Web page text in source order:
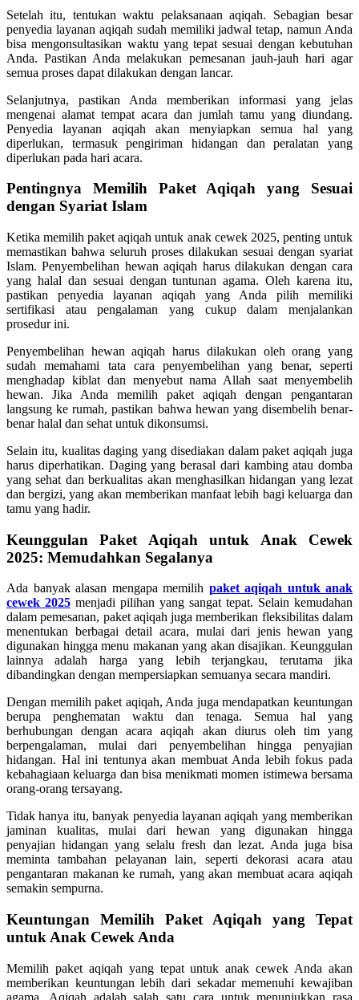
Setelah itu, tentukan waktu pelaksanaan aqiqah. Sebagian besar
penyedia layanan aqiqah sudah memiliki jadwal tetap, namun Anda
bisa mengonsultasikan waktu yang tepat sesuai dengan kebutuhan
Anda. Pastikan Anda melakukan pemesanan jauh-jauh hari agar
semua proses dapat dilakukan dengan lancar.
Selanjutnya, pastikan Anda memberikan informasi yang jelas
mengenai alamat tempat acara dan jumlah tamu yang diundang.
Penyedia layanan aqiqah akan menyiapkan semua hal yang
diperlukan, termasuk pengiriman hidangan dan peralatan yang
diperlukan pada hari acara.
Pentingnya Memilih Paket Aqiqah yang Sesuai
dengan Syariat Islam
Ketika memilih paket aqiqah untuk anak cewek 2025, penting untuk
memastikan bahwa seluruh proses dilakukan sesuai dengan syariat
Islam. Penyembelihan hewan aqiqah harus dilakukan dengan cara
yang halal dan sesuai dengan tuntunan agama. Oleh karena itu,
pastikan penyedia layanan aqiqah yang Anda pilih memiliki
sertifikasi atau pengalaman yang cukup dalam menjalankan
prosedur ini.
Penyembelihan hewan aqiqah harus dilakukan oleh orang yang
sudah memahami tata cara penyembelihan yang benar, seperti
menghadap kiblat dan menyebut nama Allah saat menyembelih
hewan. Jika Anda memilih paket aqiqah dengan pengantaran
langsung ke rumah, pastikan bahwa hewan yang disembelih benar-
benar halal dan sehat untuk dikonsumsi.
Selain itu, kualitas daging yang disediakan dalam paket aqiqah juga
harus diperhatikan. Daging yang berasal dari kambing atau domba
yang sehat dan berkualitas akan menghasilkan hidangan yang lezat
dan bergizi, yang akan memberikan manfaat lebih bagi keluarga dan
tamu yang hadir.
Keunggulan Paket Aqiqah untuk Anak Cewek
2025: Memudahkan Segalanya
Ada banyak alasan mengapa memilih paket aqiqah untuk anak
cewek 2025 menjadi pilihan yang sangat tepat. Selain kemudahan
dalam pemesanan, paket aqiqah juga memberikan fleksibilitas dalam
menentukan berbagai detail acara, mulai dari jenis hewan yang
digunakan hingga menu makanan yang akan disajikan. Keunggulan
lainnya adalah harga yang lebih terjangkau, terutama jika
dibandingkan dengan mempersiapkan semuanya secara mandiri.
Dengan memilih paket aqiqah, Anda juga mendapatkan keuntungan
berupa penghematan waktu dan tenaga. Semua hal yang
berhubungan dengan acara aqiqah akan diurus oleh tim yang
berpengalaman, mulai dari penyembelihan hingga penyajian
hidangan. Hal ini tentunya akan membuat Anda lebih fokus pada
kebahagiaan keluarga dan bisa menikmati momen istimewa bersama
orang-orang tersayang.
Tidak hanya itu, banyak penyedia layanan aqiqah yang memberikan
jaminan kualitas, mulai dari hewan yang digunakan hingga
penyajian hidangan yang selalu fresh dan lezat. Anda juga bisa
meminta tambahan pelayanan lain, seperti dekorasi acara atau
pengantaran makanan ke rumah, yang akan membuat acara aqiqah
semakin sempurna.
Keuntungan Memilih Paket Aqiqah yang Tepat
untuk Anak Cewek Anda
Memilih paket aqiqah yang tepat untuk anak cewek Anda akan
memberikan keuntungan lebih dari sekadar memenuhi kewajiban
agama. Aqiqah adalah salah satu cara untuk menunjukkan rasa